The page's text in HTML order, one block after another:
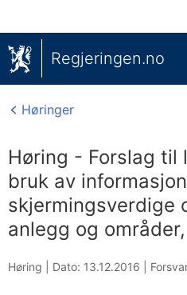
Regjeringen.no
Høringer
Høring - Forslag til
bruk av
skjermingsverdige
anlegg og
Høring | Dato: 13.12.2016